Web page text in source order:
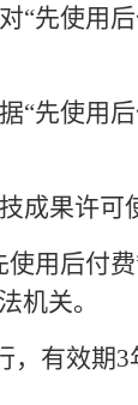
“先使用
“先使用
成果许可
使用后付
机关。
，有效期3